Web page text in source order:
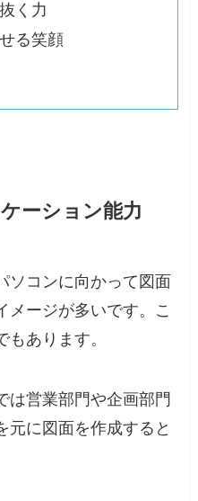
く力
る笑顔
ーション能力
ソコンに向かって図面
メージが多いです。こ
あります。
は営業部門や企画部門
元に図面を作成すると